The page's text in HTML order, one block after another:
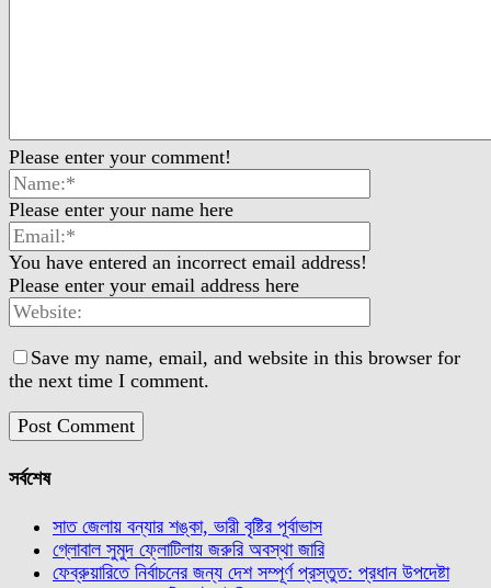
Please enter your comment!
Please enter your name here
You have entered an incorrect email address!
Please enter your email address here
Save my name, email, and website in this browser for
the next time I comment.
সর্বশেষ
সাত জেলায় বন্যার শঙ্কা, ভারী বৃষ্টির পূর্বাভাস
গ্লোবাল সুমুদ ফ্লোটিলায় জরুরি অবস্থা জারি
ফেব্রুয়ারিতে নির্বাচনের জন্য দেশ সম্পূর্ণ প্রস্তুত: প্রধান উপদেষ্টা